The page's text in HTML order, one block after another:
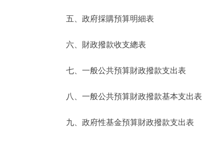
綠色北京
ENGLISH
五、政府採購預算明細表
六、財政撥款收支總表
七、一般公共預算財政撥款支出表
八、一般公共預算財政撥款基本支出表
九、政府性基金預算財政撥款支出表